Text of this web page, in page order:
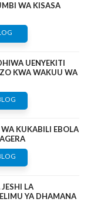
WA KISASA
UENYEKITI
KWA WAKUU WA
KUKABILI EBOLA
LA
YA DHAMANA